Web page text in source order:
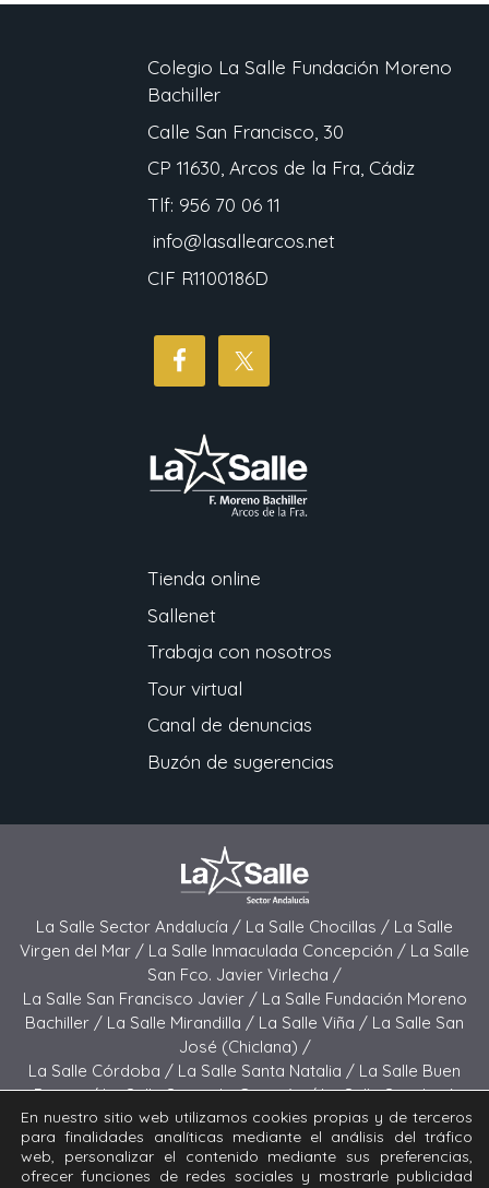
Colegio La Salle Fundación Moreno
Bachiller
Calle San Francisco, 30
CP 11630, Arcos de la Fra, Cádiz
Tlf: 956 70 06 11
info@lasallearcos.net
CIF R1100186D
Tienda online
Sallenet
Trabaja con nosotros
Tour virtual
Canal de denuncias
Buzón de sugerencias
La Salle Sector Andalucía / La Salle Chocillas / La Salle
Virgen del Mar / La Salle Inmaculada Concepción / La Salle
San Fco. Javier Virlecha /
La Salle San Francisco Javier / La Salle Fundación Moreno
Bachiller / La Salle Mirandilla / La Salle Viña / La Salle San
José (Chiclana) /
La Salle Córdoba / La Salle Santa Natalia / La Salle Buen
Pastor /La Salle Sagrado Corazón /La Salle San José
(Jerez) / La Salle El Carmen (Melilla) /
La Salle Buen Consejo /La Salle El Carmen (San Fernando) /
La Salle San Francisco /La Salle Felipe Benito /La Salle La
En nuestro sitio web utilizamos cookies propias y de terceros
para finalidades analíticas mediante el análisis del tráfico
web, personalizar el contenido mediante sus preferencias,
ofrecer funciones de redes sociales y mostrarle publicidad